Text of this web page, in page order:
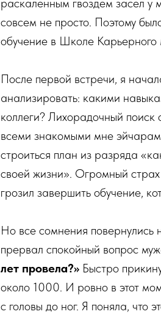
раскаленным гвоздем засел у
совсем не просто. Поэтому
обучение в Школе
После первой встречи, я
анализировать: какими
коллеги? Лихорадочный поиск
всеми знакомыми мне
строиться план из разряда
своей жизни». Огромный
грозил завершить обучение,
Но все сомнения повернулись
прервал спокойный вопрос
лет провела?» Быстро
около 1000. И ровно в этот
с головы до ног. Я поняла, что